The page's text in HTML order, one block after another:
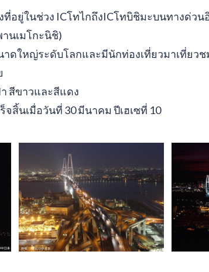
ยู่ในช่วง ICโทไกถึงICโทบิชิมะบนทางด่วนอิ
นเมโกะนิชิ)
ดใหญ่ระดับโลกและมีนักท่องเที่ยวมาเที่ยว
สีขาวและสีแดง
จสิ้นเมื่อวันที่ 30 มีนาคม ปีเฮเซที่ 10